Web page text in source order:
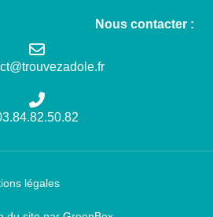
Nous contacter :
légales